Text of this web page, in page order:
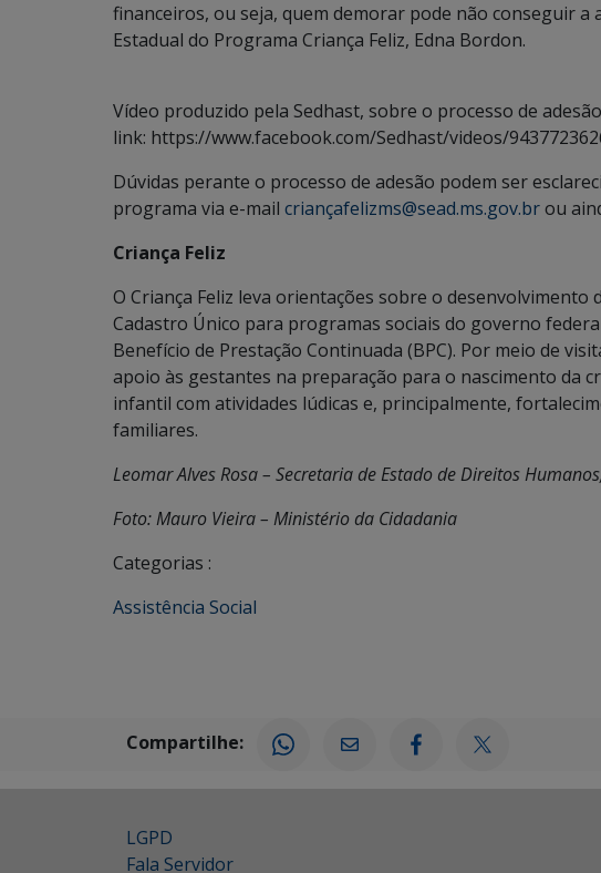
financeiros, ou seja, quem demorar pode não conseguir a
Estadual do Programa Criança Feliz, Edna Bordon.
Vídeo produzido pela Sedhast, sobre o processo de
link: https://www.facebook.com/Sedhast/videos/
Dúvidas perante o processo de adesão podem ser
programa via e-mail criançafelizms@sead.ms.gov.brou
Criança Feliz
O Criança Feliz leva orientações sobre o desenvolvimento
Cadastro Único para programas sociais do governo
Benefício de Prestação Continuada (BPC). Por meio de
apoio às gestantes na preparação para o nascimento da
infantil com atividades lúdicas e, principalmente,
familiares.
Leomar Alves Rosa – Secretaria de Estado de Direitos
Foto: Mauro Vieira – Ministério da Cidadania
Categorias :
Assistência Social
Compartilhe:
LGPD
Fala Servidor